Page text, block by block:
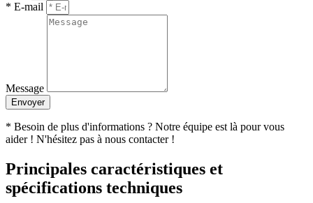
* E-mail
Message
Envoyer
* Besoin de plus d'informations ? Notre équipe est là pour vous
aider ! N'hésitez pas à nous contacter !
Principales caractéristiques et
spécifications techniques